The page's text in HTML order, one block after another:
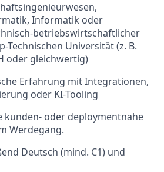
Informatik oder
betriebswirtschaftlicher
Technischen Universität (z. B.
oder gleichwertig)
Erfahrung mit Integrationen,
oder KI-Tooling
kunden- oder deploymentnahe
Werdegang.
Deutsch (mind. C1) und